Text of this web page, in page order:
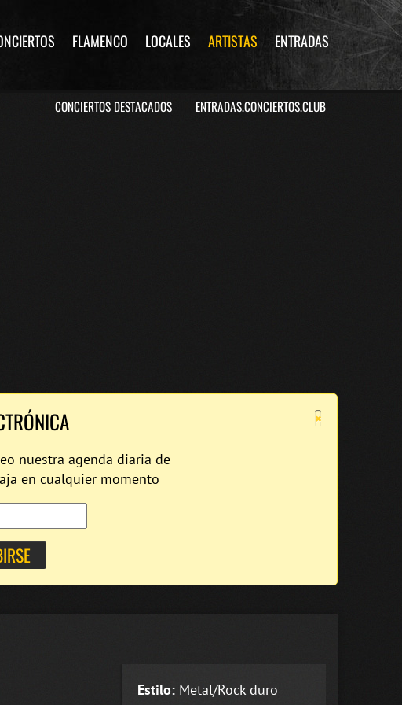
FLAMENCO LOCALES ARTISTAS ENTRADAS
CONCIERTOS DESTACADOS ENTRADAS.CONCIERTOS.CLUB
×
nuestra agenda diaria de
en cualquier momento
Estilo: Metal/Rock duro